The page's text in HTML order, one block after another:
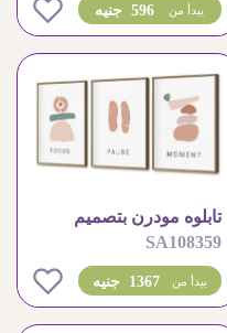
596 جنيه يبدأ من
تابلوه مودرن بتصميم
هندسي تجريدي هادئ
SA108359
1367 جنيه يبدأ من 0